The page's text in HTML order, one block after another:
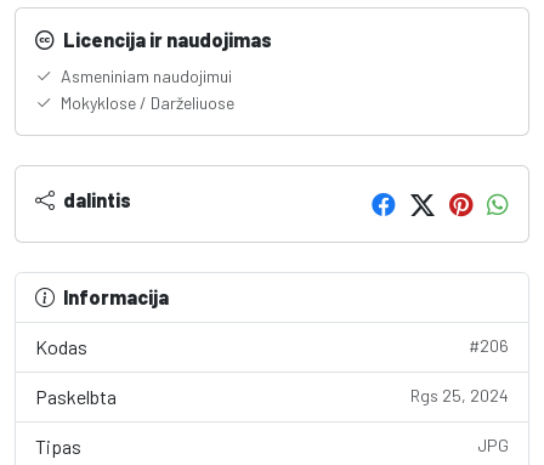
Licencija ir naudojimas
Asmeniniam naudojimui
Mokyklose / Darželiuose
dalintis
Informacija
Kodas #206
Paskelbta Rgs 25, 2024
Tipas JPG